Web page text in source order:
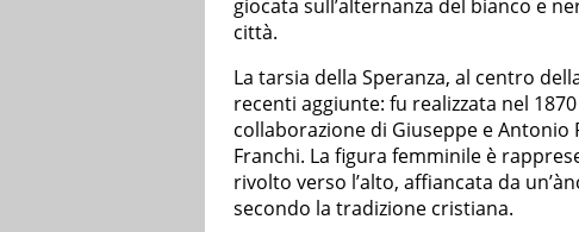
giocata sull’alternanza del bianco e
città.
La tarsia della Speranza, al centro
recenti aggiunte: fu realizzata nel
collaborazione di Giuseppe e
Franchi. La figura femminile è
rivolto verso l’alto, affiancata da
secondo la tradizione cristiana.